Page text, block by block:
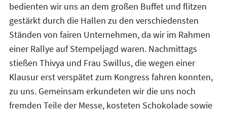
bedienten wir uns an dem großen Buffet und flitzen
gestärkt durch die Hallen zu den verschiedensten
Ständen von fairen Unternehmen, da wir im Rahmen
einer Rallye auf Stempeljagd waren. Nachmittags
stießen Thivya und Frau Swillus, die wegen einer
Klausur erst verspätet zum Kongress fahren konnten,
zu uns. Gemeinsam erkundeten wir die uns noch
fremden Teile der Messe, kosteten Schokolade sowie